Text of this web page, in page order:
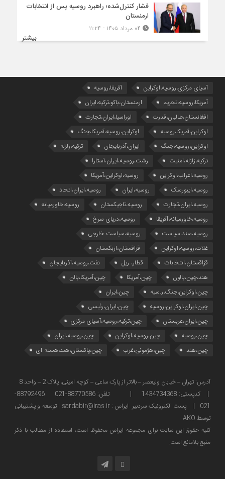
فشار کنترل‌شده؛ راهبرد روسیه پس از انتخابات
ارمنستان
بیشتر
آسیای مرکزی،روسیه،اوکراین
آفریقا،روسیه
آمریکا،روسیه،تحریم
ارمنستان،باکو،ترکیه،ایران
افغانستان،طالبان،قدرت
اوراسیا،ایران،تجارت
اوکراین،آمریکا،روسیه
اوکراین،روسیه،آمریکا،جنگ
اوکراین،روسیه،جنگ
ایران،آذربایجان
ترکیه،زلزله
ترکیه،زلزله،امنیت
رشت،روسیه،ایران،آستارا
روسیه،اعراب،اوکراین
روسیه،اوکراین،آمریکا
روسیه،ایبورسک
روسیه،ایران
روسیه،ایران،اتحاد
روسیه،ایران،تجارت
روسیه،تاجیکستان
روسیه،خاورمیانه
روسیه،خاورمیانه،آفریقا
روسیه،دریای سرخ
روسیه،سند،سیاست
روسیه،سیاست خارجی
غلات،روسیه،اوکراین
قزاقستان،ازبکستان
قزاقستان،انتخابات
قطار، ریل
نفت،روسیه،آذربایجان
هند،چین،بالون
چین،آمریکا
چین،آمریکا،بالن
چین،اوکراین،جنگ،ر.سیه
چین،ایران
چین،ایران،اوکراین،روسیه
چین،ایران،رئیسی
چین،ایران،عربستان
چین،ترکیه،روسیه،آسیای مرکزی
چین،روسیه
چین،روسیه،اوکراین
چین،روسیه،ایران
چین،هند
چین،هژمونی،غرب چین،پاکستان،هند،هسته ای
| کدپستی: 1434734368 | تلفن: 88770586-021 88792496-
021 | پست الکترونیک سردبیر ایراس : sardabir@iras.ir |
توسعه و پشتیبانی
توسط AKO
كليه حقوق این سایت برای مجموعه ایراس محفوظ است، استفاده از مطالب با ذكر
منبع بلامانع است.